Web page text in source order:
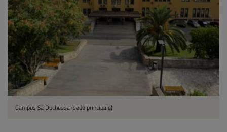
Campus Sa Duchessa (sede principale)